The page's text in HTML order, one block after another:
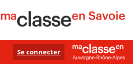
Se connecter